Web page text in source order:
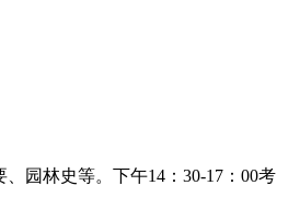
园林史等。下午14：30-17：00考